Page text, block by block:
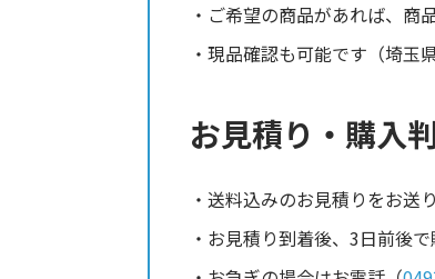
ご希望の商品があれば、商
現品確認も可能です（埼玉
お見積り・購入
送料込みのお見積りをお送り
お見積り到着後、3日前後で